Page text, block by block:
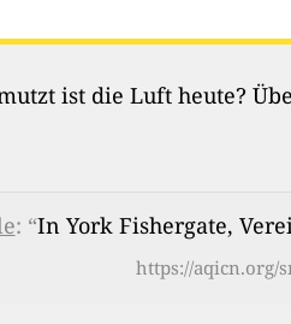
ist die Luft heute?
: “In York Fishergate,
https://aqicn.org/